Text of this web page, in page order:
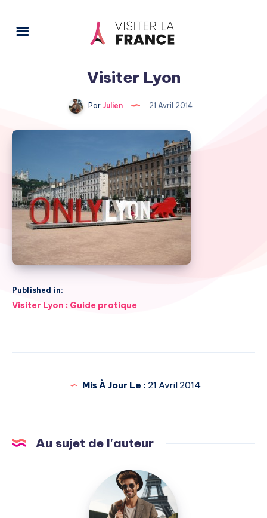
Visiter Lyon
Par Julien 21 Avril 2014
Published in:
Navigation
Visiter Lyon : Guide pratique
Mis À Jour Le : 21 Avril 2014
Au sujet de l'auteur
Julien